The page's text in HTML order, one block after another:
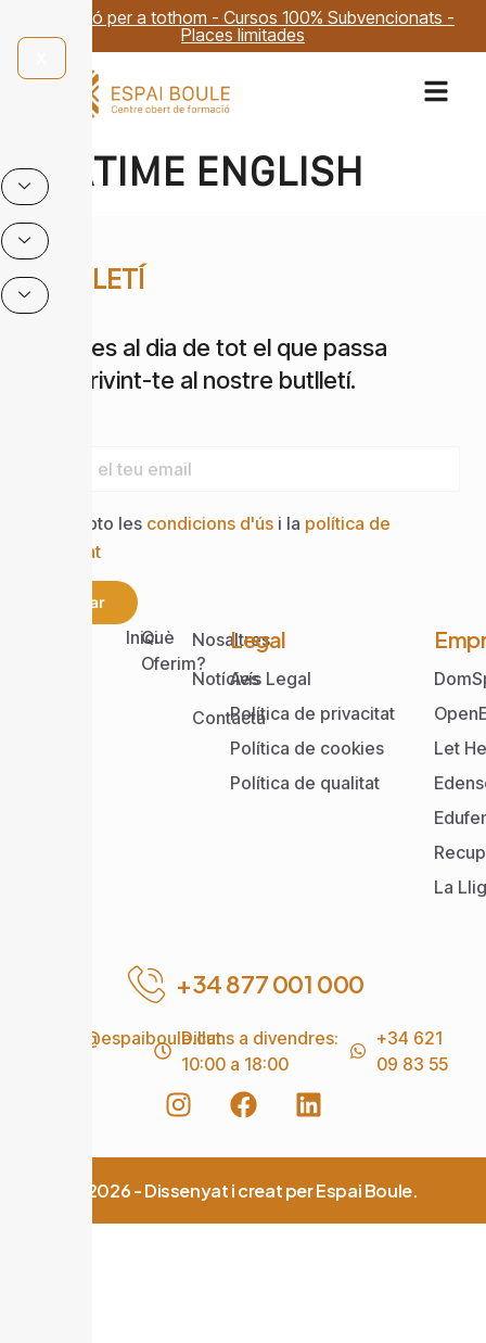
Formació per a tothom - Cursos 100% Subvencionats -
Places limitades
TEATIME ENGLISH
BUTLLETÍ
Estigues al dia de tot el que passa
subscrivint-te al nostre butlletí.
Accepto les condicions d'ús i la política de
privacitat
Enviar
IniciQuè
Oferim?
Nosaltres
Notícies
Contacta
Legal
Avís Legal
Política de privacitat
Política de cookies
Política de qualitat
Let
La
+34 877 001 000
info@espaiboule.catDilluns a divendres:
10:00 a 18:00
+34 621
09 83 55
© 2026 - Dissenyat i creat per Espai Boule.